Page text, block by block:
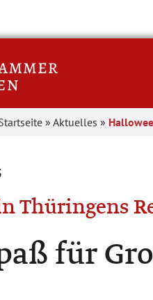
» Aktuelles »
Thüringens
für